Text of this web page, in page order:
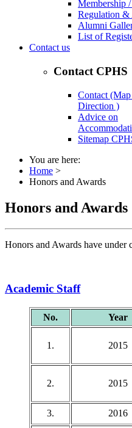
Membership
Regulation &
Alumni
List of
Contact us
Contact CPHS
Contact
Direction )
Advice on
Sitemap
You are here:
Home >
Honors and Awards
Honors and Awards
Honors and Awards have under
Academic Staff
No. Year
1. 2015
2. 2015
3. 2016